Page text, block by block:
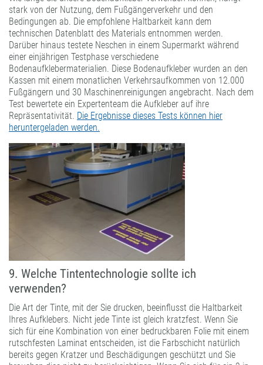
stark von der Nutzung, dem Fußgängerverkehr und den
Bedingungen ab. Die empfohlene Haltbarkeit kann dem
technischen Datenblatt des Materials entnommen werden.
Darüber hinaus testete Neschen in einem Supermarkt während
einer einjährigen Testphase verschiedene
Bodenaufklebermaterialien. Diese Bodenaufkleber wurden an den
Kassen mit einem monatlichen Verkehrsaufkommen von 12.000
Fußgängern und 30 Maschinenreinigungen angebracht. Nach dem
Test bewertete ein Expertenteam die Aufkleber auf ihre
Repräsentativität. Die Ergebnisse dieses Tests können hier
heruntergeladen werden.
9. Welche Tintentechnologie sollte ich
verwenden?
Die Art der Tinte, mit der Sie drucken, beeinflusst die Haltbarkeit
Ihres Aufklebers. Nicht jede Tinte ist gleich kratzfest. Wenn Sie
sich für eine Kombination von einer bedruckbaren Folie mit einem
rutschfesten Laminat entscheiden, ist die Farbschicht natürlich
bereits gegen Kratzer und Beschädigungen geschützt und Sie